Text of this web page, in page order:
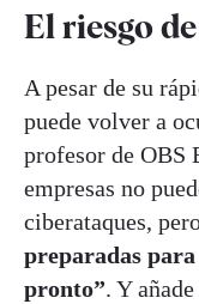
El riesgo
A pesar de su
puede volver a
profesor de OBS
empresas no
ciberataques,
preparadas para
pronto”. Y